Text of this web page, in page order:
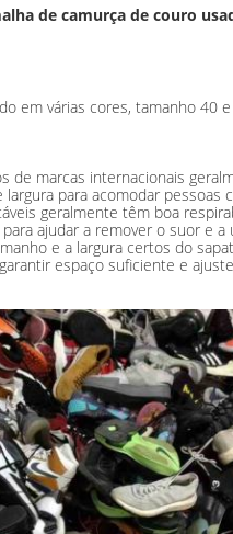
de camurça de couro
em várias cores, tamanho 40
de marcas internacionais
para acomodar
​​geralmente têm boa
ajudar a remover o suor e
e a largura certos do
espaço suficiente e